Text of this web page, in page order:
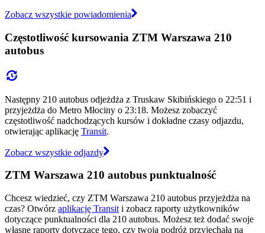
Zobacz wszystkie powiadomienia
Częstotliwość kursowania ZTM Warszawa 210
autobus
Następny 210 autobus odjeżdża z Truskaw Skibińskiego o 22:51 i
przyjeżdża do Metro Młociny o 23:18. Możesz zobaczyć
częstotliwość nadchodzących kursów i dokładne czasy odjazdu,
otwierając aplikację Transit.
Zobacz wszystkie odjazdy
ZTM Warszawa 210 autobus punktualność
Chcesz wiedzieć, czy ZTM Warszawa 210 autobus przyjeżdża na
czas? Otwórz aplikację Transit i zobacz raporty użytkowników
dotyczące punktualności dla 210 autobus. Możesz też dodać swoje
własne raporty dotyczące tego, czy twoja podróż przyjechała na